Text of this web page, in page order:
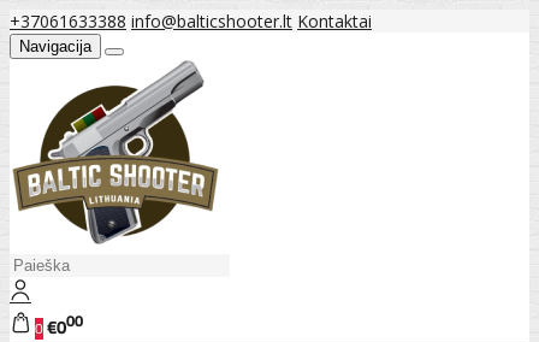
+37061633388 info@balticshooter.lt Kontaktai
Navigacija
0€000